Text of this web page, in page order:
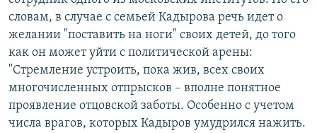
словам, в случае с семьей Кадырова речь идет о
желании "поставить на ноги" своих детей, до того
как он может уйти с политической арены:
"Стремление устроить, пока жив, всех своих
многочисленных отпрысков – вполне понятное
проявление отцовской заботы. Особенно с учетом
числа врагов, которых Кадыров умудрился нажить.